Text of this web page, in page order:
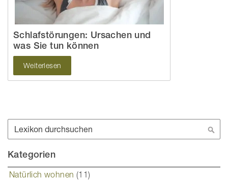
Schlafstörungen: Ursachen und
was Sie tun können
Weiterlesen
Suche
Kategorien
Natürlich wohnen (11)